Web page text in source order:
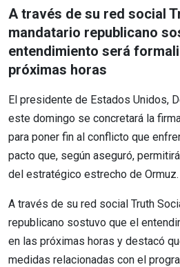
A través de su red social
mandatario republicano
entendimiento será
próximas horas
El presidente de Estados Unidos,
este domingo se concretará la
para poner fin al conflicto que
pacto que, según aseguró,
del estratégico estrecho de Ormuz.
A través de su red social Truth
republicano sostuvo que el
en las próximas horas y destacó
medidas relacionadas con el